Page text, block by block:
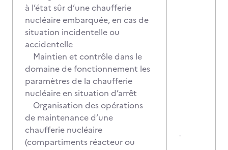
à l’état sûr d’une chaufferie
nucléaire embarquée, en cas de
situation incidentelle ou
accidentelle
Maintien et contrôle dans le
domaine de fonctionnement les
paramètres de la chaufferie
nucléaire en situation d’arrêt
Organisation des opérations
de maintenance d’une
chaufferie nucléaire
(compartiments réacteur ou
-